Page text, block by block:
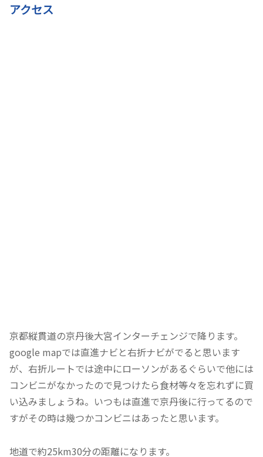
アクセス
京都縦貫道の京丹後大宮インターチェンジで降ります。
google mapでは直進ナビと右折ナビがでると思います
が、右折ルートでは途中にローソンがあるぐらいで他には
コンビニがなかったので見つけたら食材等々を忘れずに買
い込みましょうね。いつもは直進で京丹後に行ってるので
すがその時は幾つかコンビニはあったと思います。
地道で約25km30分の距離になります。